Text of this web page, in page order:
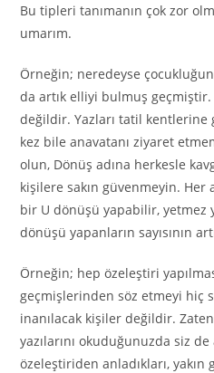
Bu tipleri tanımanın çok zor
umarım.
Örneğin; neredeyse
da artık elliyi bulmuş
değildir. Yazları tatil
kez bile anavatanı ziyaret
olun, Dönüş adına herkesle
kişilere sakın güvenmeyin.
bir U dönüşü yapabilir, yetmez
dönüşü yapanların sayısının
Örneğin; hep özeleştiri
geçmişlerinden söz etmeyi hiç
inanılacak kişiler değildir.
yazılarını okuduğunuzda siz
özeleştiriden anladıkları,